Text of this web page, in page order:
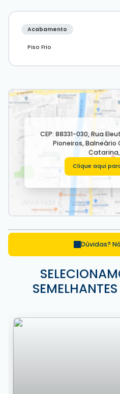
Acabamento
Piso Frio
CEP: 88331-030,Rua
Pioneiros,Balneário
Catarina,
Clique aqui
Dúvidas?